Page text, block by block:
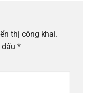
thị công khai.
*